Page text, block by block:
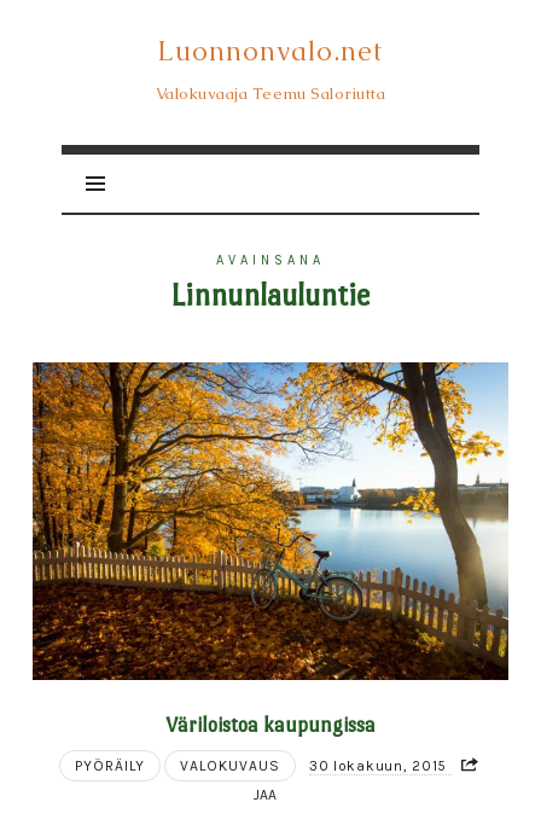
Luonnonvalo.net
Luonnonvalo.net
Valokuvaaja Teemu Saloriutta
AVAINSANA
Linnunlauluntie
Väriloistoa kaupungissa
PYÖRÄILY VALOKUVAUS
30 lokakuun, 2015
JAA